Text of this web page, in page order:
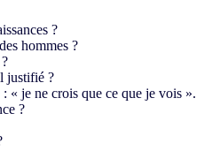
?
hommes ?
justifié ?
« je ne crois que ce que je vois ».
?